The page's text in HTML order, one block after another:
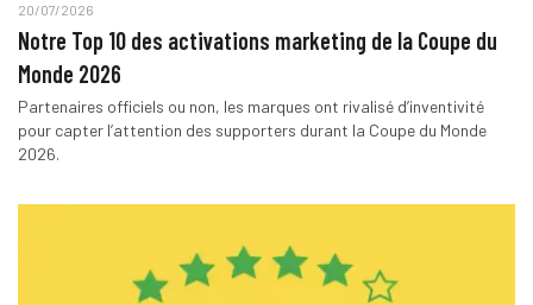
20/07/2026
Notre Top 10 des activations marketing de la Coupe du
Monde 2026
Partenaires officiels ou non, les marques ont rivalisé d’inventivité
pour capter l’attention des supporters durant la Coupe du Monde
2026.